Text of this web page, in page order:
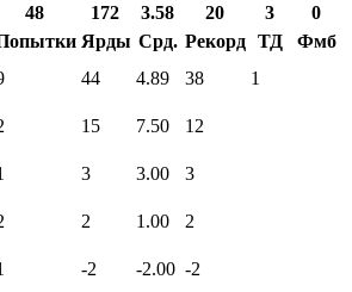
48 172 3.58 20 3
0
Ярды Срд. Рекорд ТД
Фмб
44 4.89 38
1
15 7.50
12
3 3.00
3
2 1.00
2
-2 -2.00 -2